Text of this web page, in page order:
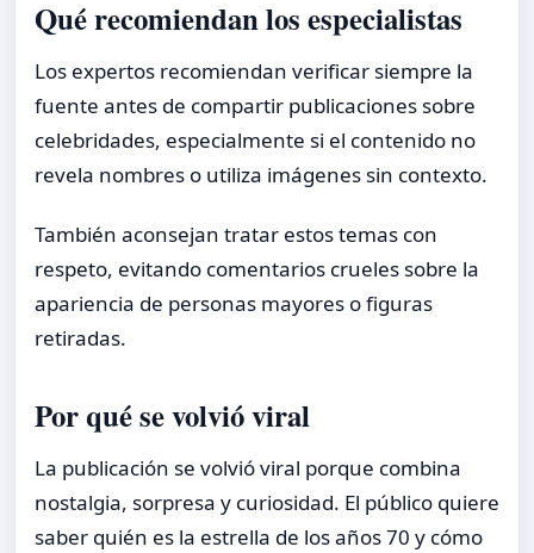
Qué recomiendan los especialistas
Los expertos recomiendan verificar siempre la
fuente antes de compartir publicaciones sobre
celebridades, especialmente si el contenido no
revela nombres o utiliza imágenes sin contexto.
También aconsejan tratar estos temas con
respeto, evitando comentarios crueles sobre la
apariencia de personas mayores o figuras
retiradas.
Por qué se volvió viral
La publicación se volvió viral porque combina
nostalgia, sorpresa y curiosidad. El público quiere
saber quién es la estrella de los años 70 y cómo